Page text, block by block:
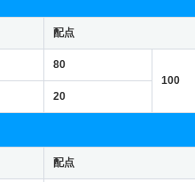
配点
80
100
20
配点